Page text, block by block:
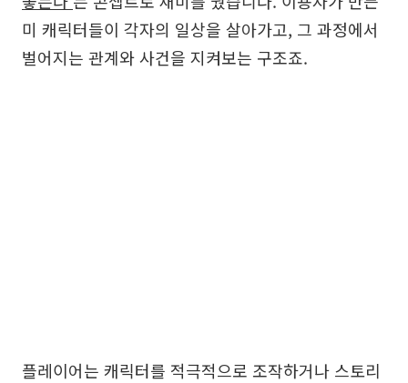
미 캐릭터들이 각자의 일상을 살아가고, 그 과정에서
벌어지는 관계와 사건을 지켜보는 구조죠.
플레이어는 캐릭터를 적극적으로 조작하거나 스토리